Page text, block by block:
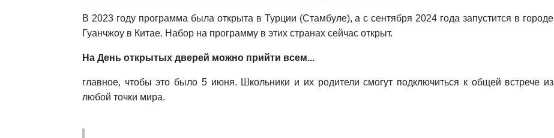
В 2023 году программа была открыта в Турции (Стамбуле), а с сентября 2024 года запустится в городе
Гуанчжоу в Китае. Набор на программу в этих странах сейчас открыт.
На День открытых дверей можно прийти всем...
главное, чтобы это было 5 июня. Школьники и их родители смогут подключиться к общей встрече из
любой точки мира.